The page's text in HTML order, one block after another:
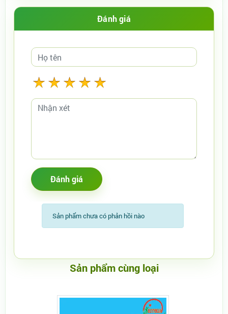
Đánh giá
Sản phẩm chưa có phản hồi nào
Sản phẩm cùng loại